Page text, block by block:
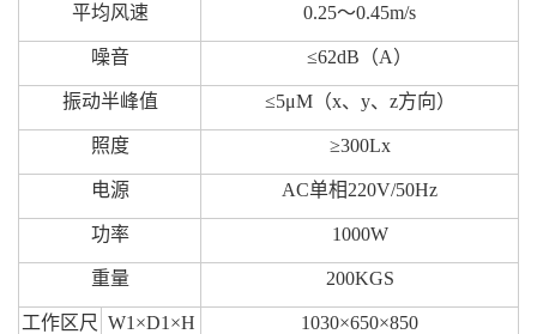
平均风速 0.25～0.45m/s
噪音 ≤62dB（A）
振动半峰值 ≤5μM（x、y、z方向）
照度 ≥300Lx
电源 AC单相220V/50Hz
功率 1000W
重量 200KGS
工作区尺 W1×D1×H
1030×650×850